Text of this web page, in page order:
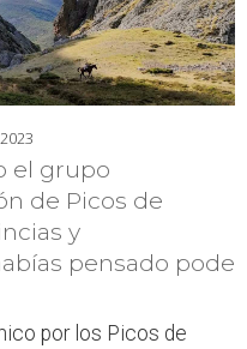
el grupo
de Picos de
y
pensado pode
por los Picos de